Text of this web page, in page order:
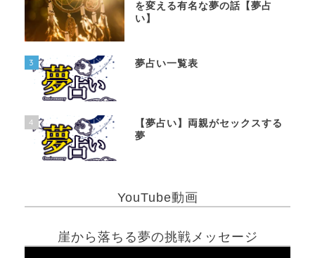
を変える有名な夢の話【夢占
い】
3 夢占い一覧表
4
【夢占い】両親がセックスする
夢
YouTube動画
崖から落ちる夢の挑戦メッセージ